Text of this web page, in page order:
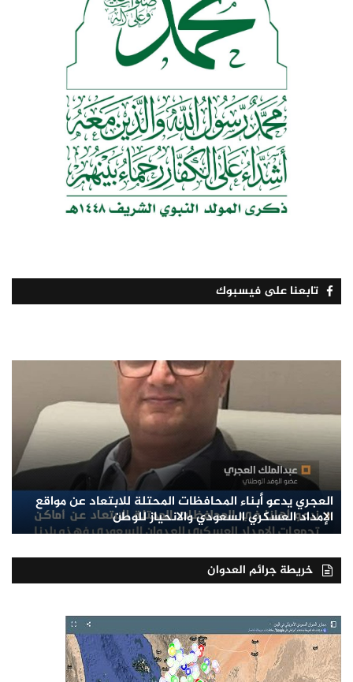
تابعنا على فيسبوك
العجري يدعو أبناء المحافظات المحتلة للابتعاد عن مواقع
الإمداد العسكري السعودي والانحياز للوطن
خريطة جرائم العدوان